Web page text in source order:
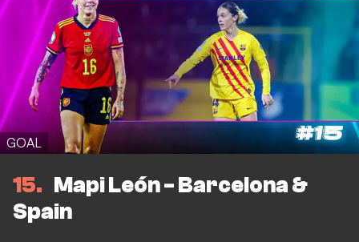
GOAL
15
Mapi León - Barcelona &
Spain